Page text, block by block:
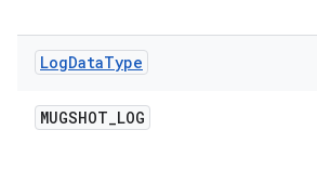
LogDataType
MUGSHOT_LOG